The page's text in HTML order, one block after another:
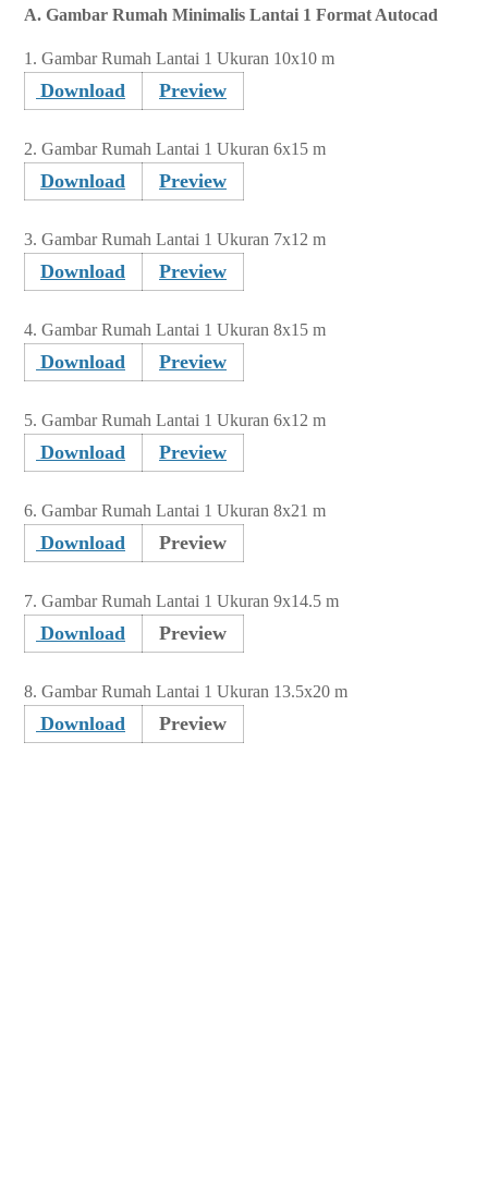
A. Gambar Rumah Minimalis Lantai 1 Format Autocad
1. Gambar Rumah Lantai 1 Ukuran 10x10 m
Download Preview
2. Gambar Rumah Lantai 1 Ukuran 6x15 m
Download Preview
3. Gambar Rumah Lantai 1 Ukuran 7x12 m
Download Preview
4. Gambar Rumah Lantai 1 Ukuran 8x15 m
Download Preview
5. Gambar Rumah Lantai 1 Ukuran 6x12 m
Download Preview
6. Gambar Rumah Lantai 1 Ukuran 8x21 m
Download Preview
7. Gambar Rumah Lantai 1 Ukuran 9x14.5 m
Download Preview
8. Gambar Rumah Lantai 1 Ukuran 13.5x20 m
Download Preview